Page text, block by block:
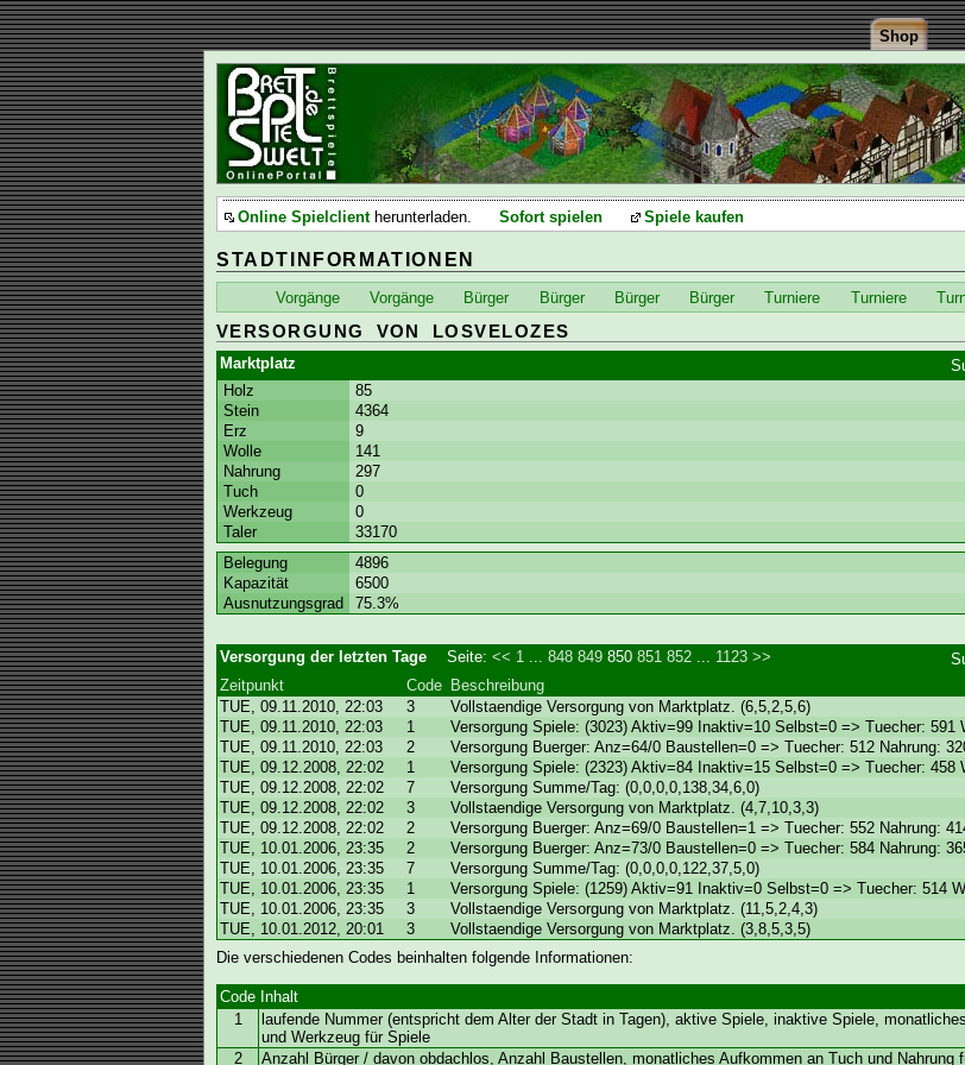
Shop
Online Spielclientherunterladen. Sofort spielen Spiele kaufen
STADTINFORMATIONEN
Vorgänge Vorgänge Bürger Bürger Bürger Bürger Turniere Turniere
VERSORGUNG VON LOSVELOZES
Marktplatz
Holz
85
Stein
4364
Erz
9
Wolle
141
Nahrung
297
Tuch
0
Werkzeug
0
Taler
33170
Belegung
4896
Kapazität
6500
Ausnutzungsgrad
75.3%
Versorgung der letzten Tage Seite:<< 1 ...848 849 850851 852 1123 >>
Zeitpunkt
Code Beschreibung
TUE, 09.11.2010, 22:03
3
Vollstaendige Versorgung von Marktplatz. (6,5,2,5,6)
TUE, 09.11.2010, 22:03
1
Versorgung Spiele: (3023) Aktiv=99 Inaktiv=10 Selbst=0 => Tuecher: 591
TUE, 09.11.2010, 22:03
2
Versorgung Buerger: Anz=64/0 Baustellen=0 => Tuecher: 512 Nahrung:
TUE, 09.12.2008, 22:02
1
Versorgung Spiele: (2323) Aktiv=84 Inaktiv=15 Selbst=0 => Tuecher: 458
TUE, 09.12.2008, 22:02
7
Versorgung Summe/Tag: (0,0,0,0,138,34,6,0)
TUE, 09.12.2008, 22:02
3
Vollstaendige Versorgung von Marktplatz. (4,7,10,3,3)
TUE, 09.12.2008, 22:02
2
Versorgung Buerger: Anz=69/0 Baustellen=1 => Tuecher: 552 Nahrung:
TUE, 10.01.2006, 23:35
2
Versorgung Buerger: Anz=73/0 Baustellen=0 => Tuecher: 584 Nahrung:
TUE, 10.01.2006, 23:35
7
Versorgung Summe/Tag: (0,0,0,0,122,37,5,0)
TUE, 10.01.2006, 23:35
1
Versorgung Spiele: (1259) Aktiv=91 Inaktiv=0 Selbst=0 => Tuecher: 514
TUE, 10.01.2006, 23:35
3
Vollstaendige Versorgung von Marktplatz. (11,5,2,4,3)
TUE, 10.01.2012, 20:01
3
Vollstaendige Versorgung von Marktplatz. (3,8,5,3,5)
Die verschiedenen Codes beinhalten folgende Informationen:
Code Inhalt
1
laufende Nummer (entspricht dem Alter der Stadt in Tagen), aktive Spiele, inaktive Spiele,
und Werkzeug für Spiele
2
Anzahl Bürger / davon obdachlos, Anzahl Baustellen, monatliches Aufkommen an Tuch und Nahrung